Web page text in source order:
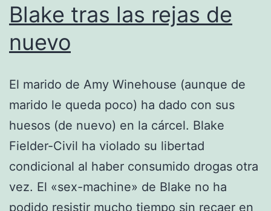
Blake tras las rejas de
nuevo
El marido de Amy Winehouse (aunque de
marido le queda poco) ha dado con sus
huesos (de nuevo) en la cárcel. Blake
Fielder-Civil ha violado su libertad
condicional al haber consumido drogas otra
vez. El «sex-machine» de Blake no ha
podido resistir mucho tiempo sin recaer en